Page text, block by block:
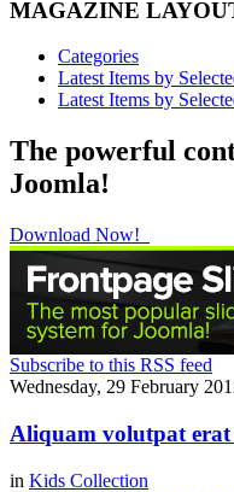
MAGAZINE
Categories
Latest Items by
Latest Items by
The powerful
Joomla!
Download Now!
Subscribe to this RSS feed
Wednesday, 29 February
Aliquam volutpat
in Kids Collection